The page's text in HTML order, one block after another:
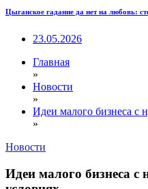
Цыганское гадание да нет на любовь:
23.05.2026
Главная
»
Новости
»
Идеи малого бизнеса с
»
Новости
Идеи малого бизнеса